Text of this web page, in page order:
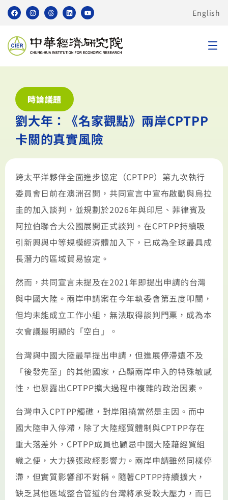
English
時論議題
劉大年：《名家觀點》兩岸CPTPP
卡關的真實風險
跨太平洋夥伴全面進步協定（CPTPP）第九次執行
委員會日前在澳洲召開，共同宣言中宣布啟動與烏拉
圭的加入談判，並規劃於2026年與印尼、菲律賓及
阿拉伯聯合大公國展開正式談判。在CPTPP持續吸
引新興與中等規模經濟體加入下，已成為全球最具成
長潛力的區域貿易協定。
然而，共同宣言未提及在2021年即提出申請的台灣
與中國大陸。兩岸申請案在今年執委會第五度叩關，
但均未能成立工作小組，無法取得談判門票，成為本
次會議最明顯的「空白」。
台灣與中國大陸最早提出申請，但進展停滯遠不及
「後發先至」的其他國家，凸顯兩岸申入的特殊敏感
性，也暴露出CPTPP擴大過程中複雜的政治因素。
台灣申入CPTPP觸礁，對岸阻撓當然是主因。而中
國大陸申入停滯，除了大陸經貿體制與CPTPP存在
重大落差外，CPTPP成員也顧忌中國大陸藉經貿組
織之便，大力擴張政經影響力。兩岸申請雖然同樣停
滯，但實質影響卻不對稱。隨著CPTPP持續擴大，
缺乏其他區域整合管道的台灣將承受較大壓力，而已